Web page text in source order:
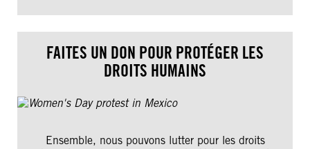
FAITES UN DON POUR PROTÉGER LES
DROITS HUMAINS
Ensemble, nous pouvons lutter pour les droits